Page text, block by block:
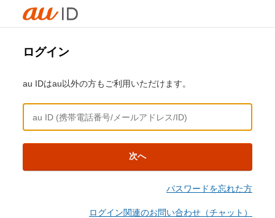
ログイン
au IDはau以外の方もご利用いただけます。
次へ
パスワードを忘れた方
ログイン関連のお問い合わせ（チャット）